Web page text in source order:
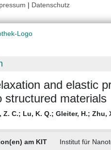
| Datenschutz
and elastic
structured materials
Z. C.; Lu, K. Q.; Gleiter, H.; Zhu,
am KIT Institut für